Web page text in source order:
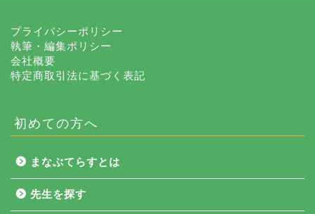
プライバシーポリシー
執筆・編集ポリシー
会社概要
特定商取引法に基づく表記
初めての方へ
まなぶてらすとは
先生を探す